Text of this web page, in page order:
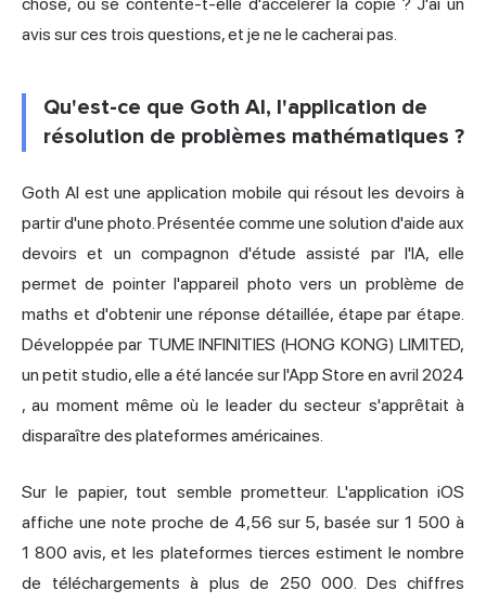
avis sur ces trois questions, et je ne le cacherai pas.
Qu'est-ce que Goth AI, l'application de
résolution de problèmes mathématiques ?
Goth AI est une application mobile qui résout les devoirs à
partir d'une photo. Présentée comme une solution d'aide aux
devoirs et un compagnon d'étude assisté par l'IA, elle
permet de pointer l'appareil photo vers un problème de
maths et d'obtenir une réponse détaillée, étape par étape.
Développée par TUME INFINITIES (HONG KONG) LIMITED,
un petit studio, elle a été lancée sur l'App Store en avril 2024
, au moment même où le leader du secteur s'apprêtait à
disparaître des plateformes américaines.
Sur le papier, tout semble prometteur. L'application iOS
affiche une note proche de 4,56 sur 5, basée sur 1 500 à
1 800 avis, et les plateformes tierces estiment le nombre
de téléchargements à plus de 250 000. Des chiffres